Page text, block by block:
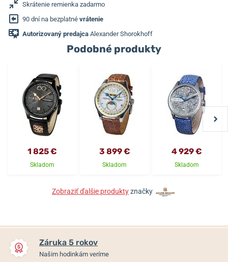
Skrátenie remienka zadarmo
90 dní na bezplatné vrátenie
Autorizovaný predajca Alexander Shorokhoff
Podobné produkty
1 825 €
Skladom
3 899 €
Skladom
4 929 €
Skladom
Zobraziť ďalšie produktyznačky
Záruka 5 rokov
Našim hodinkám veríme